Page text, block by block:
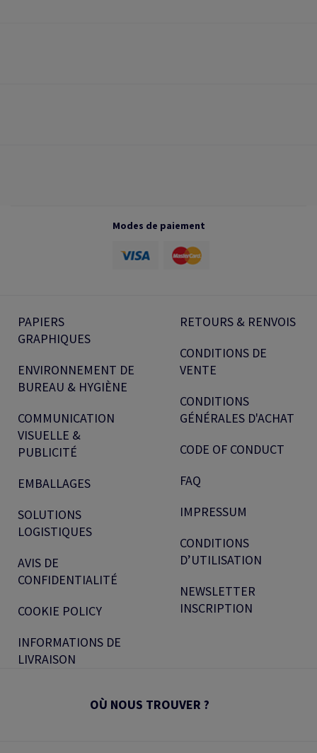
Modes de paiement
PAPIERS
GRAPHIQUES
ENVIRONNEMENT DE
BUREAU & HYGIÈNE
COMMUNICATION
VISUELLE &
PUBLICITÉ
EMBALLAGES
SOLUTIONS
LOGISTIQUES
AVIS DE
CONFIDENTIALITÉ
COOKIE POLICY
INFORMATIONS DE
LIVRAISON
RETOURS & RENVOIS
CONDITIONS DE
VENTE
CONDITIONS
GÉNÉRALES D'ACHAT
CODE OF CONDUCT
FAQ
IMPRESSUM
CONDITIONS
D’UTILISATION
NEWSLETTER
INSCRIPTION
OÙ NOUS TROUVER ?